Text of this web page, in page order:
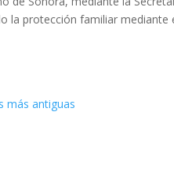
la protección familiar mediante
más antiguas